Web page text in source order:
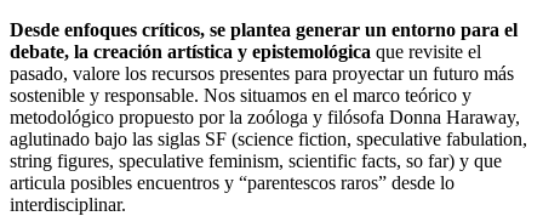
Desde enfoques críticos, se plantea generar un entorno para el
debate, la creación artística y epistemológica que revisite el
pasado, valore los recursos presentes para proyectar un futuro más
sostenible y responsable. Nos situamos en el marco teórico y
metodológico propuesto por la zoóloga y filósofa Donna Haraway,
aglutinado bajo las siglas SF (science fiction, speculative fabulation,
string figures, speculative feminism, scientific facts, so far) y que
articula posibles encuentros y “parentescos raros” desde lo
interdisciplinar.